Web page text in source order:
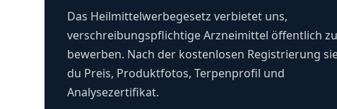
Das Heilmittelwerbegesetz verbietet uns,
verschreibungspflichtige Arzneimittel öffentlich zu
bewerben. Nach der kostenlosen Registrierung
du Preis, Produktfotos, Terpenprofil und
Analysezertifikat.